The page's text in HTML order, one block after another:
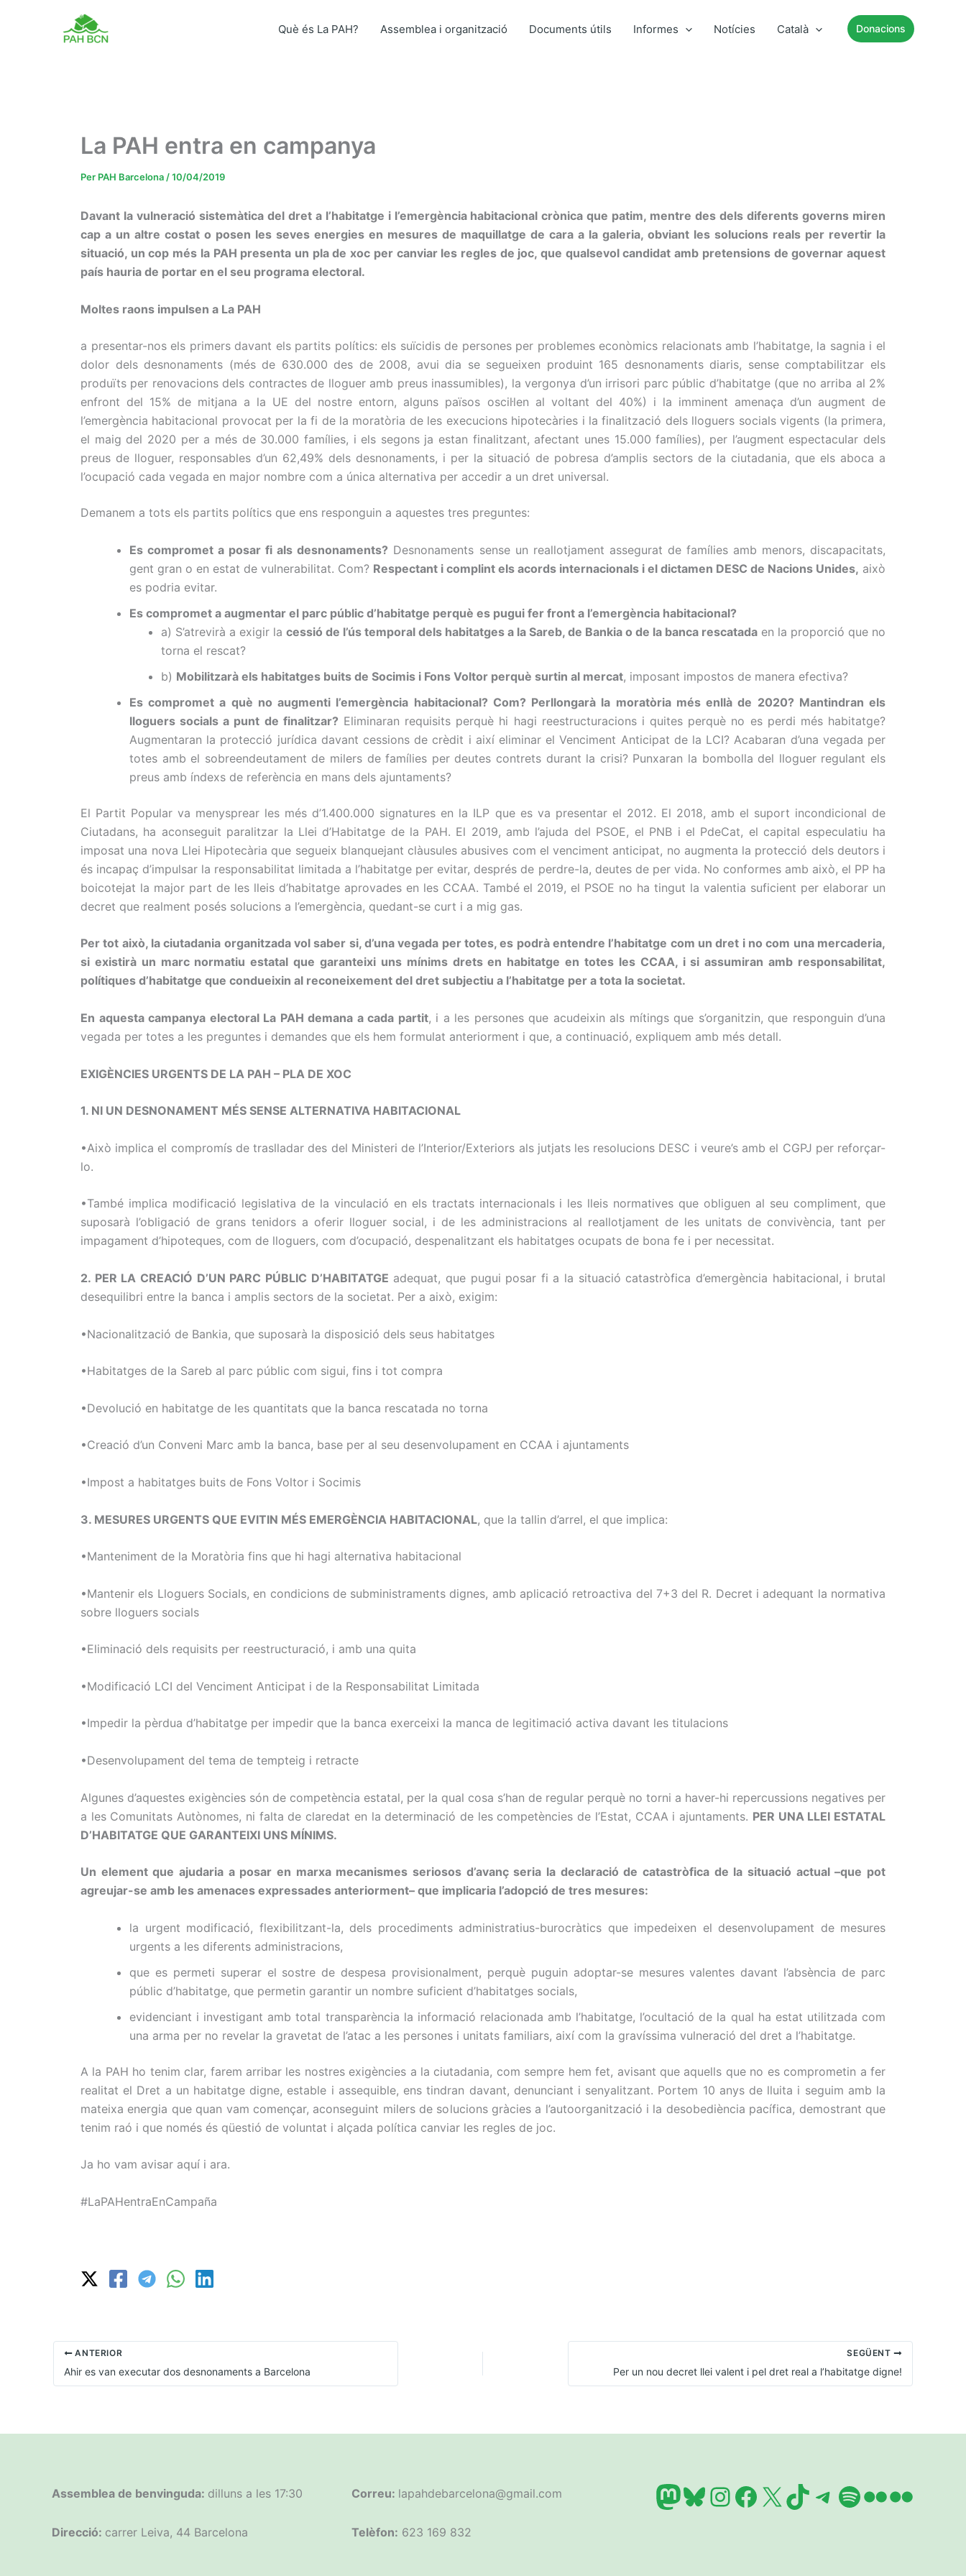
Què és La PAH? Assemblea i organització Documents útils Informes Notícies Català Donacions
La PAH entra en campanya
Per PAH Barcelona /10/04/2019
Davant la vulneració sistemàtica del dret a l’habitatge i l’emergència habitacional crònica que patim, mentre des dels diferents governs miren
cap a un altre costat o posen les seves energies en mesures de maquillatge de cara a la galeria, obviant les solucions reals per revertir la
situació, un cop més la PAH presenta un pla de xoc per canviar les regles de joc, que qualsevol candidat amb pretensions de governar aquest
país hauria de portar en el seu programa electoral.
Moltes raons impulsen a La PAH
a presentar-nos els primers davant els partits polítics: els suïcidis de persones per problemes econòmics relacionats amb l’habitatge, la sagnia i el
dolor dels desnonaments (més de 630.000 des de 2008, avui dia se segueixen produint 165 desnonaments diaris, sense comptabilitzar els
produïts per renovacions dels contractes de lloguer amb preus inassumibles), la vergonya d’un irrisori parc públic d’habitatge (que no arriba al 2%
enfront del 15% de mitjana a la UE del nostre entorn, alguns països oscil·len al voltant del 40%) i la imminent amenaça d’un augment de
l’emergència habitacional provocat per la fi de la moratòria de les execucions hipotecàries i la finalització dels lloguers socials vigents (la primera,
el maig del 2020 per a més de 30.000 famílies, i els segons ja estan finalitzant, afectant unes 15.000 famílies), per l’augment espectacular dels
preus de lloguer, responsables d’un 62,49% dels desnonaments, i per la situació de pobresa d’amplis sectors de la ciutadania, que els aboca a
l’ocupació cada vegada en major nombre com a única alternativa per accedir a un dret universal.
Demanem a tots els partits polítics que ens responguin a aquestes tres preguntes:
Es compromet a posar fi als desnonaments? Desnonaments sense un reallotjament assegurat de famílies amb menors, discapacitats,
gent gran o en estat de vulnerabilitat. Com? Respectant i complint els acords internacionals i el dictamen DESC de Nacions Unides, això
es podria evitar.
Es compromet a augmentar el parc públic d’habitatge perquè es pugui fer front a l’emergència habitacional?
a) S’atrevirà a exigir la cessió de l’ús temporal dels habitatges a la Sareb, de Bankia o de la banca rescatada en la proporció que no
torna el rescat?
b) Mobilitzarà els habitatges buits de Socimis i Fons Voltor perquè surtin al mercat, imposant impostos de manera efectiva?
Es compromet a què no augmenti l’emergència habitacional? Com? Perllongarà la moratòria més enllà de 2020? Mantindran els
lloguers socials a punt de finalitzar? Eliminaran requisits perquè hi hagi reestructuracions i quites perquè no es perdi més habitatge?
Augmentaran la protecció jurídica davant cessions de crèdit i així eliminar el Venciment Anticipat de la LCI? Acabaran d’una vegada per
totes amb el sobreendeutament de milers de famílies per deutes contrets durant la crisi? Punxaran la bombolla del lloguer regulant els
preus amb índexs de referència en mans dels ajuntaments?
El Partit Popular va menysprear les més d’1.400.000 signatures en la ILP que es va presentar el 2012. El 2018, amb el suport incondicional de
Ciutadans, ha aconseguit paralitzar la Llei d’Habitatge de la PAH. El 2019, amb l’ajuda del PSOE, el PNB i el PdeCat, el capital especulatiu ha
imposat una nova Llei Hipotecària que segueix blanquejant clàusules abusives com el venciment anticipat, no augmenta la protecció dels deutors i
és incapaç d’impulsar la responsabilitat limitada a l’habitatge per evitar, després de perdre-la, deutes de per vida. No conformes amb això, el PP ha
boicotejat la major part de les lleis d’habitatge aprovades en les CCAA. També el 2019, el PSOE no ha tingut la valentia suficient per elaborar un
decret que realment posés solucions a l’emergència, quedant-se curt i a mig gas.
Per tot això, la ciutadania organitzada vol saber si, d’una vegada per totes, es podrà entendre l’habitatge com un dret i no com una mercaderia,
si existirà un marc normatiu estatal que garanteixi uns mínims drets en habitatge en totes les CCAA, i si assumiran amb responsabilitat,
polítiques d’habitatge que condueixin al reconeixement del dret subjectiu a l’habitatge per a tota la societat.
En aquesta campanya electoral La PAH demana a cada partit, i a les persones que acudeixin als mítings que s’organitzin, que responguin d’una
vegada per totes a les preguntes i demandes que els hem formulat anteriorment i que, a continuació, expliquem amb més detall.
EXIGÈNCIES URGENTS DE LA PAH – PLA DE XOC
1. NI UN DESNONAMENT MÉS SENSE ALTERNATIVA HABITACIONAL
•Això implica el compromís de traslladar des del Ministeri de l’Interior/Exteriors als jutjats les resolucions DESC i veure’s amb el CGPJ per reforçar-
lo.
•També implica modificació legislativa de la vinculació en els tractats internacionals i les lleis normatives que obliguen al seu compliment, que
suposarà l’obligació de grans tenidors a oferir lloguer social, i de les administracions al reallotjament de les unitats de convivència, tant per
impagament d’hipoteques, com de lloguers, com d’ocupació, despenalitzant els habitatges ocupats de bona fe i per necessitat.
2. PER LA CREACIÓ D’UN PARC PÚBLIC D’HABITATGE adequat, que pugui posar fi a la situació catastròfica d’emergència habitacional, i brutal
desequilibri entre la banca i amplis sectors de la societat. Per a això, exigim:
•Nacionalització de Bankia, que suposarà la disposició dels seus habitatges
•Habitatges de la Sareb al parc públic com sigui, fins i tot compra
•Devolució en habitatge de les quantitats que la banca rescatada no torna
•Creació d’un Conveni Marc amb la banca, base per al seu desenvolupament en CCAA i ajuntaments
•Impost a habitatges buits de Fons Voltor i Socimis
3. MESURES URGENTS QUE EVITIN MÉS EMERGÈNCIA HABITACIONAL, que la tallin d’arrel, el que implica:
•Manteniment de la Moratòria fins que hi hagi alternativa habitacional
•Mantenir els Lloguers Socials, en condicions de subministraments dignes, amb aplicació retroactiva del 7+3 del R. Decret i adequant la normativa
sobre lloguers socials
•Eliminació dels requisits per reestructuració, i amb una quita
•Modificació LCI del Venciment Anticipat i de la Responsabilitat Limitada
•Impedir la pèrdua d’habitatge per impedir que la banca exerceixi la manca de legitimació activa davant les titulacions
•Desenvolupament del tema de tempteig i retracte
Algunes d’aquestes exigències són de competència estatal, per la qual cosa s’han de regular perquè no torni a haver-hi repercussions negatives per
a les Comunitats Autònomes, ni falta de claredat en la determinació de les competències de l’Estat, CCAA i ajuntaments. PER UNA LLEI ESTATAL
D’HABITATGE QUE GARANTEIXI UNS MÍNIMS.
Un element que ajudaria a posar en marxa mecanismes seriosos d’avanç seria la declaració de catastròfica de la situació actual –que pot
agreujar-se amb les amenaces expressades anteriorment– que implicaria l’adopció de tres mesures:
la urgent modificació, flexibilitzant-la, dels procediments administratius-burocràtics que impedeixen el desenvolupament de mesures
urgents a les diferents administracions,
que es permeti superar el sostre de despesa provisionalment, perquè puguin adoptar-se mesures valentes davant l’absència de parc
públic d’habitatge, que permetin garantir un nombre suficient d’habitatges socials,
evidenciant i investigant amb total transparència la informació relacionada amb l’habitatge, l’ocultació de la qual ha estat utilitzada com
una arma per no revelar la gravetat de l’atac a les persones i unitats familiars, així com la gravíssima vulneració del dret a l’habitatge.
A la PAH ho tenim clar, farem arribar les nostres exigències a la ciutadania, com sempre hem fet, avisant que aquells que no es comprometin a fer
realitat el Dret a un habitatge digne, estable i assequible, ens tindran davant, denunciant i senyalitzant. Portem 10 anys de lluita i seguim amb la
mateixa energia que quan vam començar, aconseguint milers de solucions gràcies a l’autoorganització i la desobediència pacífica, demostrant que
tenim raó i que només és qüestió de voluntat i alçada política canviar les regles de joc.
Ja ho vam avisar aquí i ara.
#LaPAHentraEnCampaña
ANTERIOR
Ahir es van executar dos desnonaments a Barcelona
SEGÜENT
Per un nou decret llei valent i pel dret real a l’habitatge digne!
Assemblea de benvinguda: dilluns a les 17:30
Direcció: carrer Leiva, 44 Barcelona
Correu: lapahdebarcelona@gmail.com
Telèfon: 623 169 832
Mastodon
Bluesky
Instagram
Facebook
X TikTok
Telegram
Spotify
FlickrFlickr